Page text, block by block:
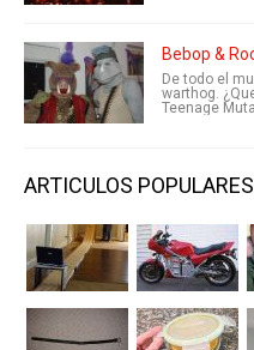
Bebop &
De todo el
warthog.
Teenage
ARTICULOS POPULARES